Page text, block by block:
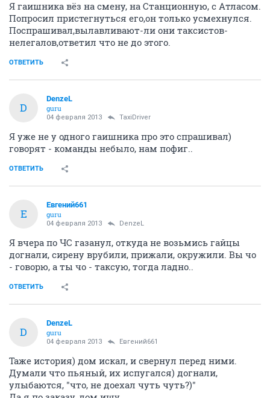
Я гаишника вёз на смену, на Станционную, с Атласом.
Попросил пристегнуться его,он только усмехнулся.
Поспрашивал,вылавливают-ли они таксистов-
нелегалов,ответил что не до этого.
ОТВЕТИТЬ
D
DenzeL
guru
04 февраля 2013 TaxiDriver
Я уже не у одного гаишника про это спрашивал)
говорят - команды небыло, нам пофиг..
ОТВЕТИТЬ
Е
Евгений661
guru
04 февраля 2013 DenzeL
Я вчера по ЧС газанул, откуда не возьмись гайцы
догнали, сирену врубили, прижали, окружили. Вы чо
- говорю, а ты чо - таксую, тогда ладно..
ОТВЕТИТЬ
D
DenzeL
guru
04 февраля 2013 Евгений661
Таже история) дом искал, и свернул перед ними.
Думали что пьяный, их испугался) догнали,
улыбаются, "что, не доехал чуть чуть?)"